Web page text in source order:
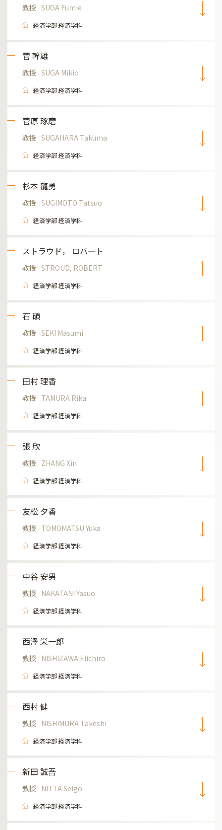
教授 SUGA Fumie
経済学部 経済学科
菅 幹雄
教授 SUGA Mikio
経済学部 経済学科
菅原 琢磨
教授 SUGAHARA Takuma
経済学部 経済学科
杉本 龍勇
教授 SUGIMOTO Tatsuo
経済学部 経済学科
ストラウド， ロバート
教授 STROUD, ROBERT
経済学部 経済学科
石 碩
教授 SEKI Masumi
経済学部 経済学科
田村 理香
教授 TAMURA Rika
経済学部 経済学科
張 欣
教授 ZHANG Xin
経済学部 経済学科
友松 夕香
教授 TOMOMATSU Yuka
経済学部 経済学科
中谷 安男
教授 NAKATANI Yasuo
経済学部 経済学科
西澤 栄一郎
教授 NISHIZAWA Eiichiro
経済学部 経済学科
西村 健
教授 NISHIMURA Takeshi
経済学部 経済学科
新田 誠吾
教授 NITTA Seigo
経済学部 経済学科